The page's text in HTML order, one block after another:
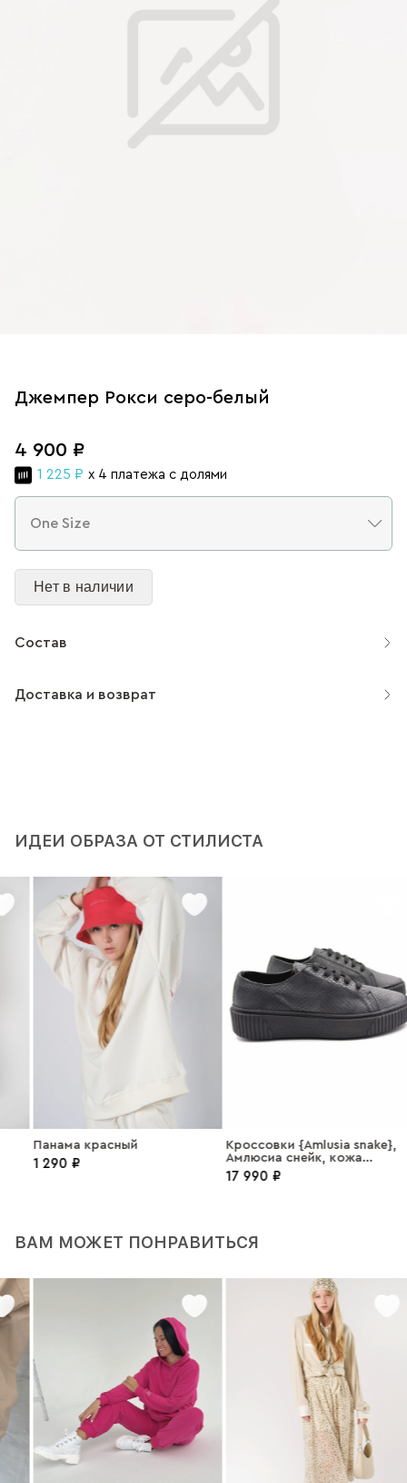
Джемпер Рокси серо-белый
4 900 ₽
1 225 ₽ x 4 платежа с долями
Нет в наличии
Состав
Доставка и возврат
ИДЕИ ОБРАЗА ОТ СТИЛИСТА
Панама красный
1 290 ₽
Кроссовки {Amlusia snake},
Амлюсиа снейк, кожа
черный
17 990 ₽
ВАМ МОЖЕТ ПОНРАВИТЬСЯ